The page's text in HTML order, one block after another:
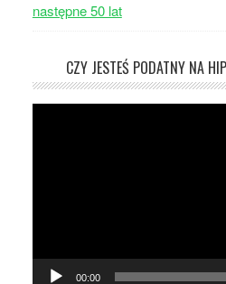
następne 50 lat
CZY JESTEŚ PODATNY NA
00:00